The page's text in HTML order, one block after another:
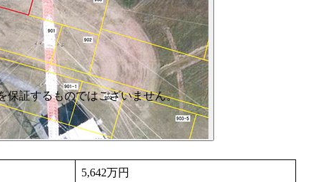
保証するものではございません。
5,642万円